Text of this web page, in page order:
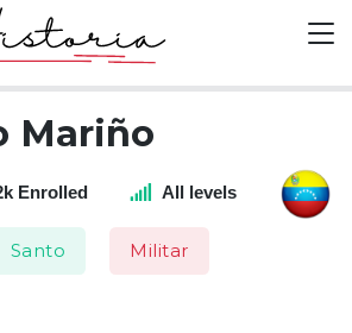
Mariño
Enrolled All levels
Santo Militar